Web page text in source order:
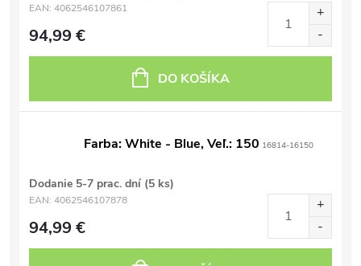
EAN: 4062546107861
94,99 €
DO KOŠÍKA
Farba: White - Blue, Veľ.: 150 16814-16150
Dodanie 5-7 prac. dní (5 ks)
EAN: 4062546107878
94,99 €